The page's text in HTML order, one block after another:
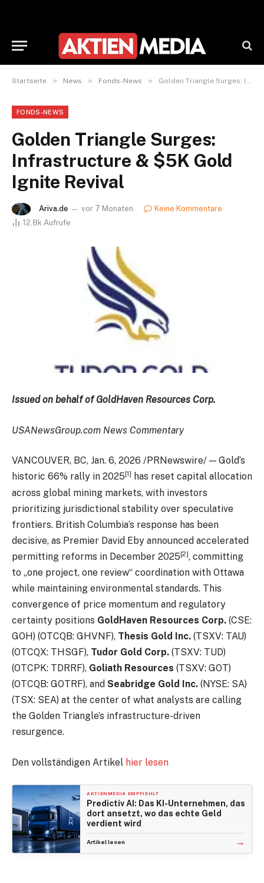
Startseite » News » Fonds-News » Golden Triangle Surges: Infrastructure & $5K Gold Ignite Revival
FONDS-NEWS
Golden Triangle Surges:
Infrastructure & $5K Gold
Ignite Revival
Ariva.de vor 7 Monaten
Keine Kommentare
12.8k Aufrufe
Issued on behalf of GoldHaven Resources Corp.
USANewsGroup.com News Commentary
VANCOUVER, BC, Jan. 6, 2026 /PRNewswire/ — Gold’s
historic 66% rally in 2025[1] has reset capital allocation
across global mining markets, with investors
prioritizing jurisdictional stability over speculative
frontiers. British Columbia’s response has been
decisive, as Premier David Eby announced accelerated
permitting reforms in December 2025[2], committing
to „one project, one review“ coordination with Ottawa
while maintaining environmental standards. This
convergence of price momentum and regulatory
certainty positions GoldHaven Resources Corp. (CSE:
GOH) (OTCQB: GHVNF), Thesis Gold Inc. (TSXV: TAU)
(OTCQX: THSGF), Tudor Gold Corp. (TSXV: TUD)
(OTCPK: TDRRF), Goliath Resources (TSXV: GOT)
(OTCQB: GOTRF), and Seabridge Gold Inc. (NYSE: SA)
(TSX: SEA) at the center of what analysts are calling
the Golden Triangle’s infrastructure-driven
resurgence.
Den vollständigen Artikel hier lesen
AKTIENMEDIA EMPFIEHLT
Predictiv AI: Das KI-Unternehmen, das
dort ansetzt, wo das echte Geld
verdient wird
Artikel lesen →